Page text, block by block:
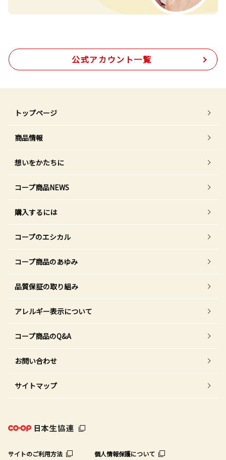
公式アカウント一覧
トップページ
商品情報
想いをかたちに
コープ商品NEWS
購入するには
コープのエシカル
コープ商品のあゆみ
品質保証の取り組み
アレルギー表示について
コープ商品のQ&A
お問い合わせ
サイトマップ
サイトのご利用方法 個人情報保護について